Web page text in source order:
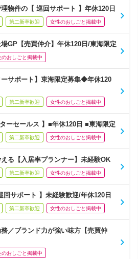
物件の【 巡回サポート 】年休120日
第二新卒歓迎 女性のおしごと掲載中
GP【売買仲介】年休120日/東海限定
のおしごと掲載中
サポート】東海限定募集◆年休120
第二新卒歓迎 女性のおしごと掲載中
ーセールス 】■年休120日 ■東海限定
第二新卒歓迎 女性のおしごと掲載中
る【入居率プランナー】未経験OK
第二新卒歓迎 女性のおしごと掲載中
サポート 】未経験歓迎/年休120日
第二新卒歓迎 女性のおしごと掲載中
／ブランド力が強い味方【売買仲
のおしごと掲載中